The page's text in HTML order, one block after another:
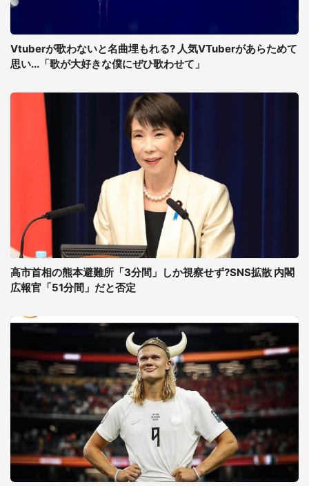
Vtuberが歌わないと名曲埋もれる? 人気VTuberがあらためて
思い...「歌が大好きな僕にぜひ歌わせて」
高市首相の熊本避難所「3分間」しか視察せず?SNS拡散 内閣
広報官「51分間」だと否定